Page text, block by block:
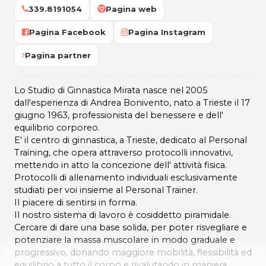
339.8191054 Pagina web
Pagina Facebook Pagina Instagram
Pagina partner
Lo Studio di Ginnastica Mirata nasce nel 2005
dall'esperienza di Andrea Bonivento, nato a Trieste il 17
giugno 1963, professionista del benessere e dell'
equilibrio corporeo.
E' il centro di ginnastica, a Trieste, dedicato al Personal
Training, che opera attraverso protocolli innovativi,
mettendo in atto la concezione dell' attività fisica.
Protocolli di allenamento individuali esclusivamente
studiati per voi insieme al Personal Trainer.
Il piacere di sentirsi in forma.
Il nostro sistema di lavoro è cosiddetto piramidale.
Cercare di dare una base solida, per poter risvegliare e
potenziare la massa muscolare in modo graduale e
progressivo, donando maggiore mobilità, flessibilità ed